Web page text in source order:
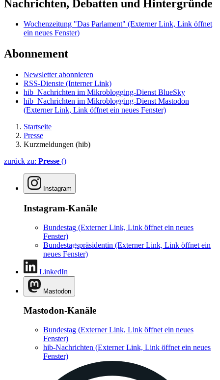
Nachrichten, Debatten und Hintergründe
Wochenzeitung "Das Parlament" (Externer Link, Link öffnet
ein neues Fenster)
Abonnement
Newsletter abonnieren
RSS-Dienste (Interner Link)
hib_Nachrichten im Mikroblogging-Dienst BlueSky
hib_Nachrichten im Mikroblogging-Dienst Mastodon
(Externer Link, Link öffnet ein neues Fenster)
Startseite
Presse
Kurzmeldungen (hib)
zurück zu: Presse ()
Instagram
Instagram-Kanäle
Bundestag (Externer Link, Link öffnet ein neues
Fenster)
Bundestagspräsidentin (Externer Link, Link öffnet ein
neues Fenster)
LinkedIn
Mastodon
Mastodon-Kanäle
Bundestag (Externer Link, Link öffnet ein neues
Fenster)
hib-Nachrichten (Externer Link, Link öffnet ein neues
Fenster)